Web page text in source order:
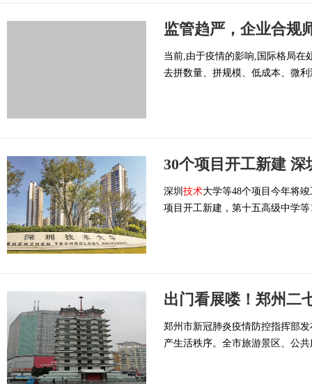
监管趋严，企业合规
当前,由于疫情的影响,国际格局在
去拼数量、拼规模、低成本、微
30个项目开工新建 深
深圳 技术大学等48个项目今年将
项目开工新建，第十五高级中学
出门看展喽！郑州二
郑州市新冠肺炎疫情防控指挥部
产生活秩序。全市旅游景区、公